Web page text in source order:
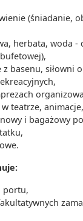
stolica
(śniadanie,
herbata, woda -
z basenu, siłowni
teatrze,
i bagażowy
portu,